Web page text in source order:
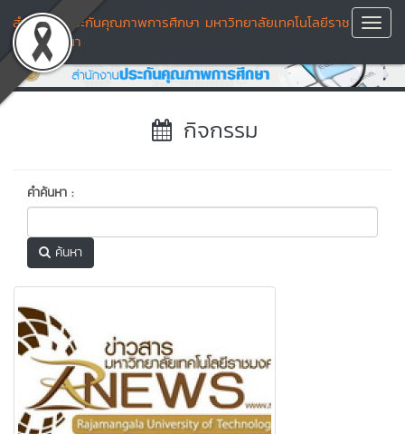
สำนักงานประกันคุณภาพการศึกษา มหาวิทยาลัยเทคโนโลยีราช
มงคลล้านนา
กิจกรรม
คำค้นหา :
ค้นหา